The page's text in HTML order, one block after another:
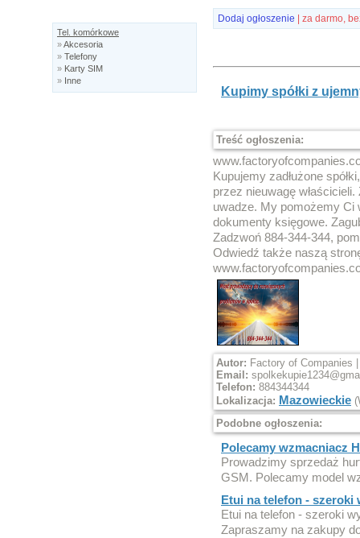
Tel. komórkowe
»Akcesoria
» Telefony
» Karty SIM
» Inne
Dodaj ogłoszenie | za darmo,
Kupimy spółki z
Treść ogłoszenia:
Kupujemy zadłużone
przez nieuwagę
uwadze. My pomożemy
dokumenty księgowe.
Zadzwoń 884-344-344,
Odwiedź także naszą
Autor: Factory of Companies
Email:
Telefon: 884344344
Lokalizacja: Mazowieckie
Podobne ogłoszenia:
Polecamy wzmacniacz
Prowadzimy sprzedaż
GSM. Polecamy model
Etui na telefon - szeroki
Etui na telefon - szeroki
Zapraszamy na zakupy